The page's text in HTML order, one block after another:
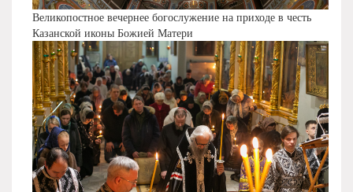
Великопостное вечернее богослужение на приходе в честь
Казанской иконы Божией Матери